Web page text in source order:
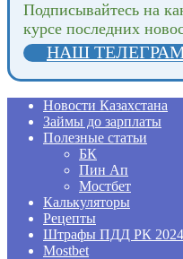
Подпиcывайтесь на
курсе последних
НАШ
Новости Казахстана
Займы до зарплаты
Полезные статьи
БК
Пин Ап
Мостбет
Калькуляторы
Рецепты
Штрафы ПДД РК 2024
Mostbet